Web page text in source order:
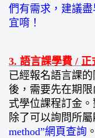
們有需求，建議
宜唷！
3. 語言課學費 /
已經報名語言課的
後，需要先在期限
式學位課程訂金
除了可以詢問所
method”網頁查詢 。